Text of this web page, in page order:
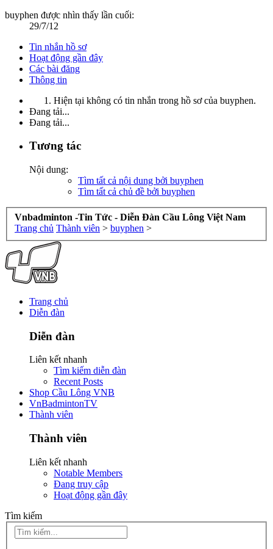
buyphen được nhìn thấy lần cuối:
29/7/12
Tin nhắn hồ sơ
Hoạt động gần đây
Các bài đăng
Thông tin
Hiện tại không có tin nhắn trong hồ sơ của buyphen.
Đang tải...
Đang tải...
Tương tác
Nội dung:
Tìm tất cả nội dung bởi buyphen
Tìm tất cả chủ đề bởi buyphen
Vnbadminton -Tin Tức - Diễn Đàn Cầu Lông Việt Nam
Trang chủ Thành viên > buyphen >
Trang chủ
Diễn đàn
Diễn đàn
Liên kết nhanh
Tìm kiếm diễn đàn
Recent Posts
Shop Cầu Lông VNB
VnBadmintonTV
Thành viên
Thành viên
Liên kết nhanh
Notable Members
Đang truy cập
Hoạt động gần đây
Tìm kiếm